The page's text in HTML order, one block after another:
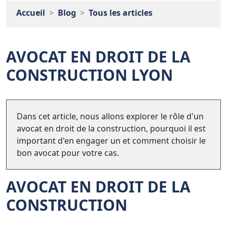
Accueil Blog Tous les articles
AVOCAT EN DROIT DE LA
CONSTRUCTION LYON
Dans cet article, nous allons explorer le rôle d'un
avocat en droit de la construction, pourquoi il est
important d'en engager un et comment choisir le
bon avocat pour votre cas.
AVOCAT EN DROIT DE LA
CONSTRUCTION